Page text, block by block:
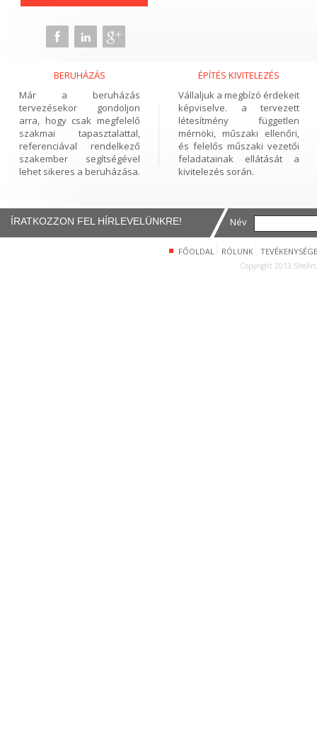
BERUHÁZÁS
Már a beruházás
tervezésekor gondoljon
arra, hogy csak megfelelő
szakmai tapasztalattal,
referenciával rendelkező
szakember segítségével
lehet sikeres a beruházása.
ÉPÍTÉS KIVITELEZÉS
Vállaljuk a megbízó érdekeit
képviselve. a tervezett
létesítmény független
mérnöki, műszaki ellenőri,
és felelős műszaki vezetői
feladatainak ellátását a
kivitelezés során.
ÍRATKOZZON FEL HÍRLEVELÜNKRE! Név
FŐOLDAL RÓLUNK
Copyright 2013